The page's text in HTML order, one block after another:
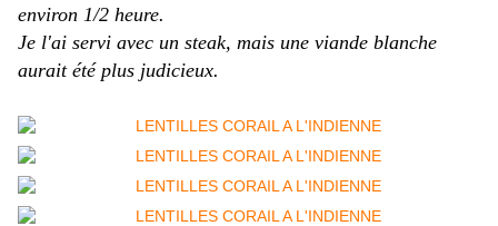
environ 1/2 heure.
Je l'ai servi avec un steak, mais une viande blanche
aurait été plus judicieux.